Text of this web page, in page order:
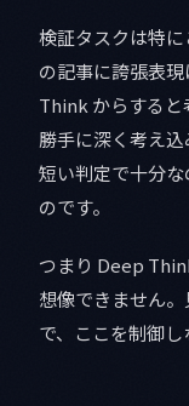
検証タスクは特
の記事に誇張表
Think からすると
勝手に深く考え
短い判定で十分
のです。
つまり Deep
想像できません
で、ここを制御し